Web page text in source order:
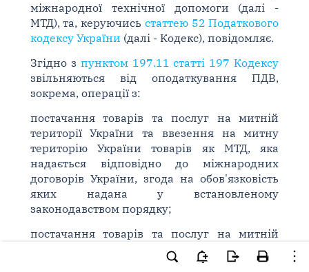
міжнародної технічної допомоги (далі -
МТД), та, керуючись статтею 52 Податкового
кодексу України (далі - Кодекс), повідомляє.
Згідно з пунктом 197.11 статті 197 Кодексу
звільняються від оподаткування ПДВ,
зокрема, операції з:
постачання товарів та послуг на митній
території України та ввезення на митну
територію України товарів як МТД, яка
надається відповідно до міжнародних
договорів України, згода на обов'язковість
яких надана у встановленому
законодавством порядку;
постачання товарів та послуг на митній
території України та ввезення на митну
територію України товарів, що